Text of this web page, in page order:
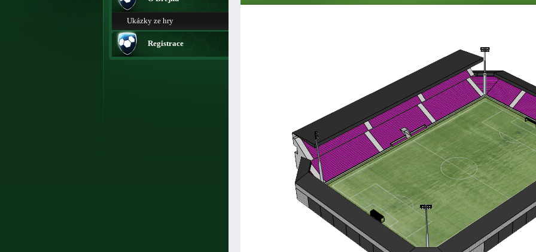
Ukázky ze hry
Registrace